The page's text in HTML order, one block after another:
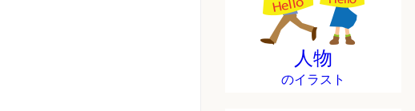
人物
のイラスト